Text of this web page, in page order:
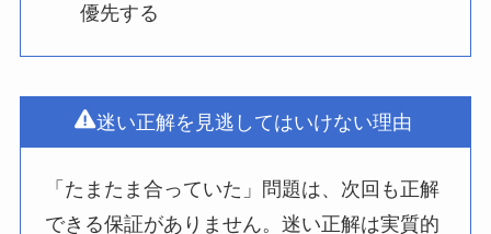
優先する
迷い正解を見逃してはいけない理由
「たまたま合っていた」問題は、次回も正解
できる保証がありません。迷い正解は実質的